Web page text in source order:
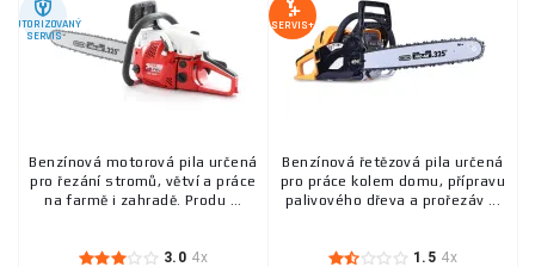
AUTORIZOVANÝ
SERVIS
Benzínová motorová pila určená
pro řezání stromů, větví a práce
na farmě i zahradě. Produ ...
3.0 4x
SERVIS+
Benzínová řetězová pila určená
pro práce kolem domu, přípravu
palivového dřeva a prořezáv ...
1.5 4x